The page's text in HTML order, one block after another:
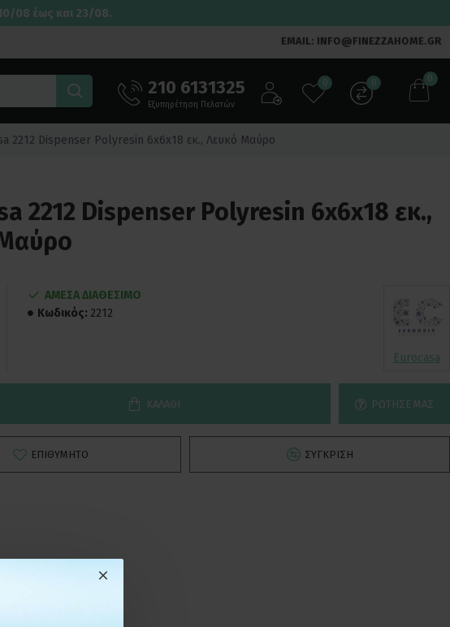
08 έως και 23/08.
EMAIL: INFO@FINEZZAHOME.GR
210 6131325
Εξυπηρέτηση Πελατών
0 0 0
2212 Dispenser Polyresin 6x6x18 εκ., Λευκό Μαύρο
2212 Dispenser Polyresin 6x6x18 εκ.,
ΑΜΕΣΑ ΔΙΑΘΕΣΙΜΟ
Κωδικός: 2212
Eurocasa
ΚΑΛΆΘΙ ΡΏΤΗΣΕ ΜΑΣ
ΕΠΙΘΥΜΗΤΌ ΣΎΓΚΡΙΣΗ